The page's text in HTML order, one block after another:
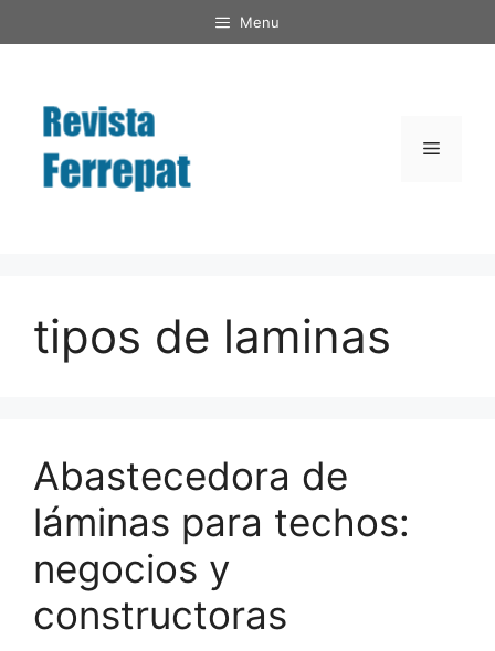
al
Menu
Menú
tipos de laminas
Abastecedora de
láminas para techos:
negocios y
constructoras